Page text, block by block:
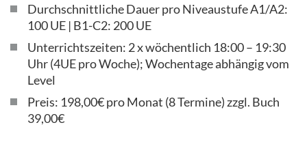
Durchschnittliche Dauer pro Niveaustufe A1/A2:
100 UE | B1-C2: 200 UE
Unterrichtszeiten: 2 x wöchentlich 18:00 – 19:30
Uhr (4UE pro Woche); Wochentage abhängig vom
Level
Preis: 198,00€ pro Monat (8 Termine) zzgl. Buch
39,00€